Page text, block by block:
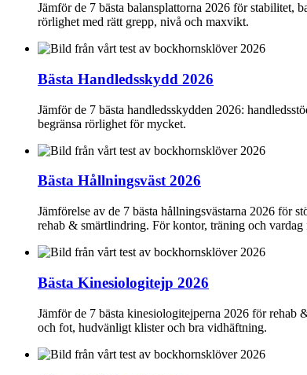
Jämför de 7 bästa balansplattorna 2026 för
rörlighet med rätt grepp, nivå och maxvikt.
Bästa Handledsskydd 2026
Jämför de 7 bästa handledsskydden 2026:
begränsa rörlighet för mycket.
Bästa Hållningsväst 2026
Jämförelse av de 7 bästa hållningsvästarna 2026 för
rehab & smärtlindring. För kontor, träning och
Bästa Kinesiologitejp 2026
Jämför de 7 bästa kinesiologitejperna 2026 för
och fot, hudvänligt klister och bra vidhäftning.